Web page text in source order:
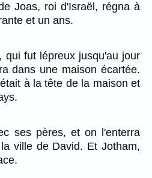
Joas, roi d'Israël, régna à
et un ans.
qui fut lépreux jusqu'au jour
dans une maison écartée.
à la tête de la maison et
ses pères, et on l'enterra
ville de David. Et Jotham,